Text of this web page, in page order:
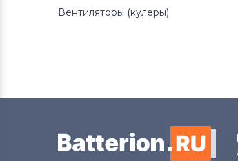
Аккумуляторы для ноутбуков
Hasee
Вентиляторы (кулеры)